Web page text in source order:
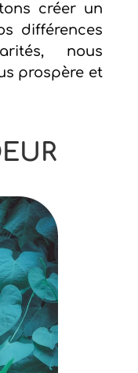
créer un
différences
nous
prospère et